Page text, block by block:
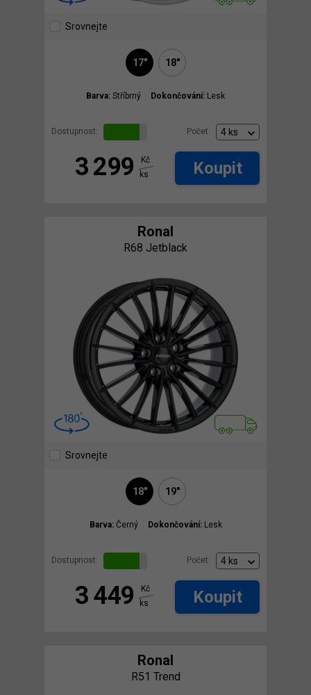
Srovnejte
17" 18"
Barva: Stříbrný Dokončování: Lesk
Dostupnost: Počet:
3 299
Kč
ks
Koupit
Ronal
R68 Jetblack
Srovnejte
18" 19"
Barva: Černý Dokončování: Lesk
Dostupnost: Počet:
3 449
Kč
ks
Koupit
Ronal
R51 Trend